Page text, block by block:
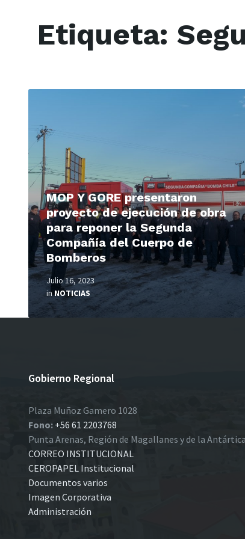
Etiqueta:
MOP Y GORE presentaron
proyecto de ejecución de obra
para reponer la Segunda
Compañía del Cuerpo de
Bomberos
Julio 16, 2023
inNOTICIAS
Read
Gobierno Regional
Plaza Muñoz Gamero 1028
Fono: +56 61 2203768
Punta Arenas, Región de Magallanes y de la
CORREO INSTITUCIONAL
CEROPAPEL Institucional
Documentos varios
Imagen Corporativa
Administración